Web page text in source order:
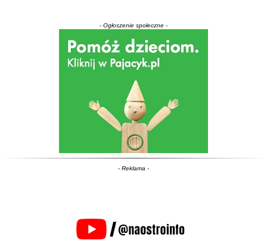
- Ogłoszenie społeczne -
- Reklama -